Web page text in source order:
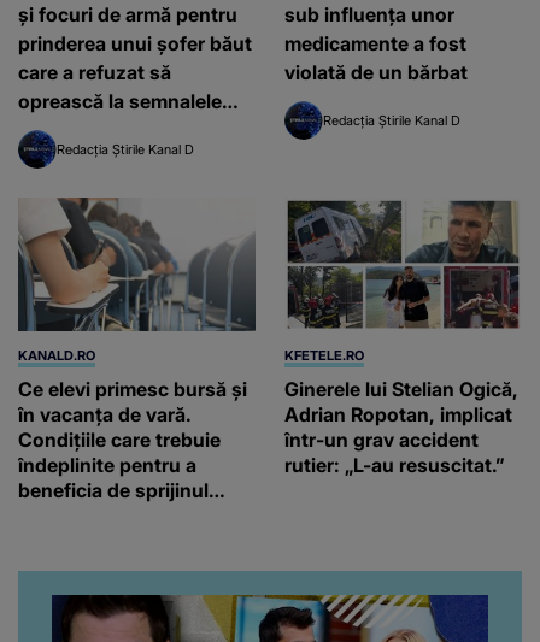
şi focuri de armă pentru
prinderea unui şofer băut
care a refuzat să
oprească la semnalele
poliţiştilor
Redacția Știrile Kanal D
sub influenţa unor
medicamente a fost
violată de un bărbat
Redacția Știrile Kanal D
KANALD.RO
Ce elevi primesc bursă și
în vacanța de vară.
Condițiile care trebuie
îndeplinite pentru a
beneficia de sprijinul
KFETELE.RO
Ginerele lui Stelian Ogică,
Adrian Ropotan, implicat
într-un grav accident
rutier: „L-au resuscitat.”